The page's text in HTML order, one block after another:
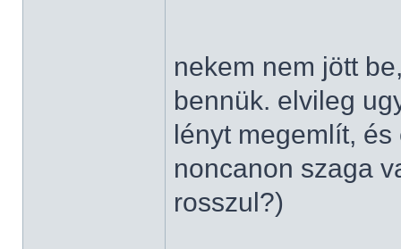
nekem nem jött
bennük. elvileg
lényt megemlít,
noncanon szaga
rosszul?)